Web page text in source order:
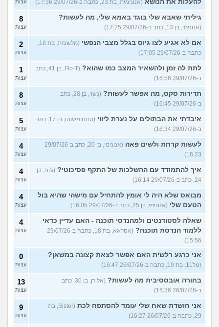
להעלות את הנושא (אנונימית, בת 23, כתבה ב-29/07/26 17:36) עצות
גיליתי שאבא שלי בוגד באמא שלי, מה לעשות?
(אנונימי, בן 13, כתב ב-29/07/26 17:25)
8
עצות
אם לא אגיע לצו גיוס בגלל מצבי הנפשי
(מלשבית, בת 18,
כתבה ב-29/07/26 17:05)
2
עצות
לתת לה זמן ולהשאיר המצב כמו שהוא?
(Flo-T, בן 41, כתב
ב-29/07/26 16:56)
1
עצות
תדירות סקס, מה אפשר לעשות?
(נשוי, בן 28, כתב
ב-29/07/26 16:45)
8
עצות
איבדתי את הבתולים על נערת ליווי
(סתם מישהו, בן 17, כתב
ב-29/07/26 16:34)
5
עצות
לעשות קרחת ולשים פאה
(אנונימי, בן 20, כתב ב-29/07/26
16:23)
4
עצות
איך להתמודד עם ההשלכות של התקף פסיכוטי? (ג'וני, בן
24, כתב ב-29/07/26 16:14)
4
עצות
מבואס שלא היה לי אומץ להתחיל עם מישהי שהיא בול
הטעם שלי (אנונימי, בן 25, כתב ב-29/07/26 16:05)
4
עצות
שאלה לסטודנטים ולמהנדסי תוכנה - האם עדיין כדאי
ללמוד הנדסת תוכנה?
(אסראא, בת 18, כתבה ב-29/07/26
15:56)
4
עצות
אני כרגע רלשית האם אפשר לצאת קצונה במשאן?
(טל11, בת 19, כתבה ב-26/07/26 16:47)
0
עצות
בחורה אובססיבית מה לעשות?
(אלירן, בן 30, כתב
ב-26/07/26 16:36)
13
עצות
אני חושדת שאח שלי עומד להסתפח לכת
(Sister, בת
29, כתבה ב-26/07/26 16:27)
9
עצות